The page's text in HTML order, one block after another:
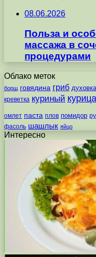
08.06.2026
Польза и
массажа в
процедурами
Облако меток
борщ говядина гриб духовка
креветка куриный курица
омлет паста плов помидор
фасоль шашлык яйцо
Интересно